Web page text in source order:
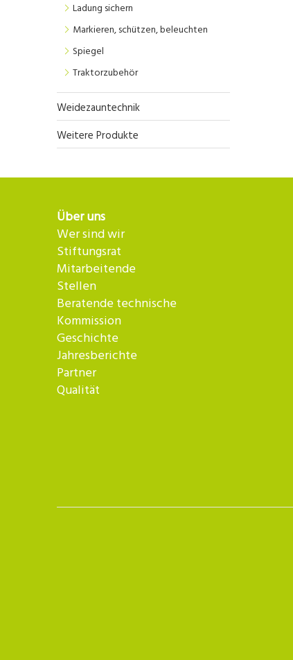
Ladung sichern
Markieren, schützen, beleuchten
Spiegel
Traktorzubehör
Weidezauntechnik
Weitere Produkte
Über uns
Wer sind wir
Stiftungsrat
Mitarbeitende
Stellen
Beratende technische
Kommission
Geschichte
Jahresberichte
Partner
Qualität